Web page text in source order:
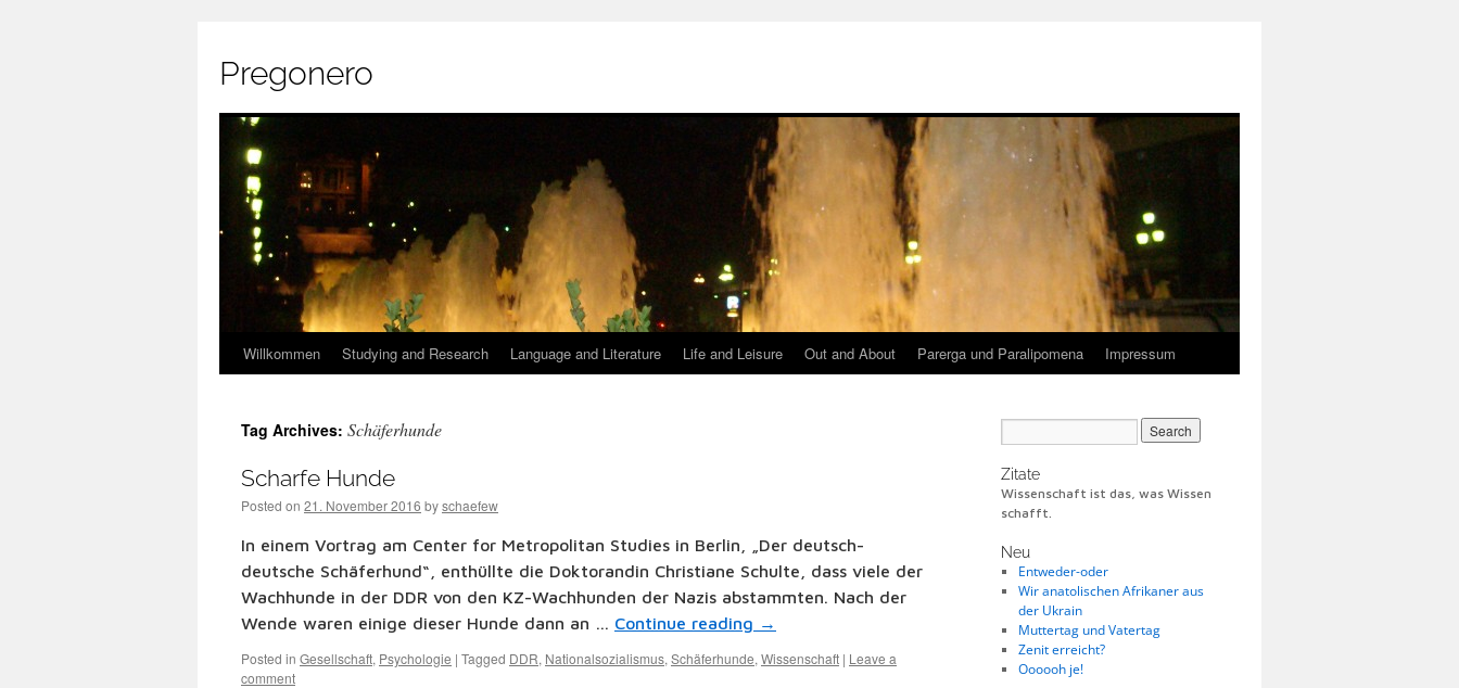
Pregonero
Skip
content
Willkommen Studying and Research Language and Literature Life and Leisure Out and About Parerga und Paralipomena Impressum
Tag Archives: Schäferhunde
Scharfe Hunde
Posted on 21. November 2016 byschaefew
In einem Vortrag am Center for Metropolitan Studies in Berlin, „Der deutsch-
deutsche Schäferhund“, enthüllte die Doktorandin Christiane Schulte, dass viele der
Wachhunde in der DDR von den KZ-Wachhunden der Nazis abstammten. Nach der
Wende waren einige dieser Hunde dann an … Continue reading →
Posted in Gesellschaft, Psychologie | Tagged DDR, Nationalsozialismus, Schäferhunde, Wissenschaft | Leave a
comment
Zitate
Wissenschaft ist das, was Wissen
schafft.
Neu
Entweder-oder
Wir anatolischen Afrikaner aus
der Ukrain
Muttertag und Vatertag
Zenit erreicht?
Oooooh je!